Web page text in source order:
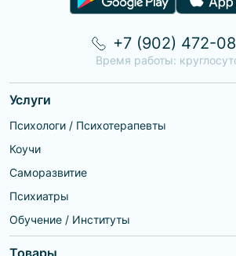
Услуги
Психологи / Психотерапевты
Коучи
Саморазвитие
Психиатры
Обучение / Институты
Товары
+7 (902) 472-
Время работы: